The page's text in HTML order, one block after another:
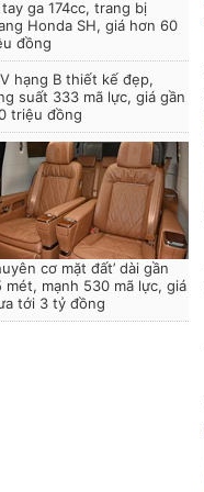
ga 174cc, trang bị
Honda SH, giá hơn 60
đồng
hạng B thiết kế đẹp,
suất 333 mã lực, giá gần
triệu đồng
cơ mặt đất’ dài gần
mét, mạnh 530 mã lực, giá
tới 3 tỷ đồng